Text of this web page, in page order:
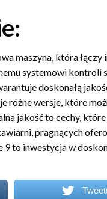
maszyna, która łączy
systemowi
doskonałą
różne wersje, które
jakość to cechy,
pragnących
9 to inwestycja w